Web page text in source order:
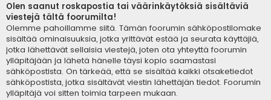
Olen saanut roskapostia tai väärinkäytöksiä sisältäviä
viestejä tältä foorumilta!
Olemme pahoillamme siitä. Tämän foorumin sähköpostilomake
sisältää ominaisuuksia, jotka yrittävät estää ja seurata käyttäjiä,
jotka lähettävät sellaisia viestejä, joten ota yhteyttä foorumin
ylläpitäjään ja lähetä hänelle täysi kopio saamastasi
sähköpostista. On tärkeää, että se sisältää kaikki otsaketiedot
sähköpostista, jotka sisältävät viestin lähettäjän tiedot. Foorumin
ylläpitäjä voi sitten toimia tarpeen mukaan.